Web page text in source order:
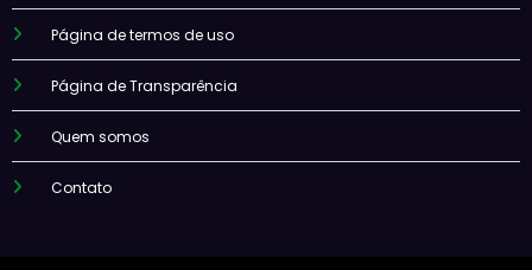
Página de termos de uso
Página de Transparência
Quem somos
Contato